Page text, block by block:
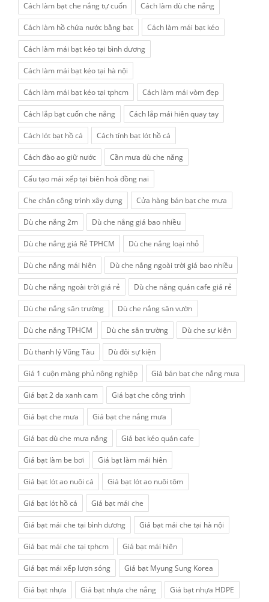
Cách làm bạt che nắng tự cuốn Cách làm dù che nắng
Cách làm hồ chứa nước bằng bạt Cách làm mái bạt kéo
Cách làm mái bạt kéo tại bình dương
Cách làm mái bạt kéo tại hà nội
Cách làm mái bạt kéo tại tphcm Cách làm mái vòm đẹp
Cách lắp bạt cuốn che nắng Cách lắp mái hiên quay tay
Cách lót bạt hồ cá Cách tính bạt lót hồ cá
Cách đào ao giữ nước Cần mưa dù che nắng
Cấu tạo mái xếp tại biên hoà đồng nai
Che chắn công trình xây dựng Cửa hàng bán bạt che mưa
Dù che nắng 2m Dù che nắng giá bao nhiều
Dù che nắng giá Rẻ TPHCM Dù che nắng loại nhỏ
Dù che nắng mái hiên Dù che nắng ngoài trời giá bao nhiều
Dù che nắng ngoài trời giá rẻ Dù che nắng quán cafe giá rẻ
Dù che nắng sân trường Dù che nắng sân vườn
Dù che nắng TPHCM Dù che sân trường Dù che sự kiện
Dù thanh lý Vũng Tàu Dù đôi sự kiện
Giá 1 cuộn màng phủ nông nghiệp Giá bán bạt che nắng mưa
Giá bạt 2 da xanh cam Giá bạt che công trình
Giá bạt che mưa Giá bạt che nắng mưa
Giá bạt dù che mưa nắng Giá bạt kéo quán cafe
Giá bạt làm be bơi Giá bạt làm mái hiên
Giá bạt lót ao nuôi cá Giá bạt lót ao nuôi tôm
Giá bạt lót hồ cá Giá bạt mái che
Giá bạt mái che tại bình dương Giá bạt mái che tại hà nội
Giá bạt mái che tại tphcm Giá bạt mái hiên
Giá bạt mái xếp lượn sóng Giá bạt Myung Sung Korea
Giá bạt nhựa Giá bạt nhựa che nắng Giá bạt nhựa HDPE